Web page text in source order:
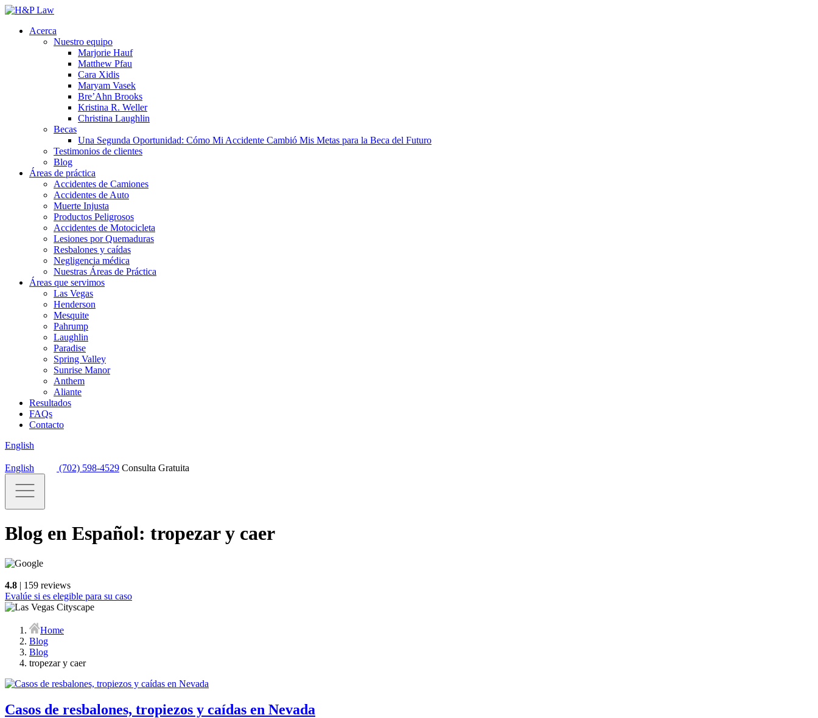
Acerca
Nuestro equipo
Marjorie Hauf
Matthew Pfau
Cara Xidis
Maryam Vasek
Bre’Ahn Brooks
Kristina R. Weller
Christina Laughlin
Becas
Una Segunda Oportunidad: Cómo Mi Accidente Cambió Mis Metas para la Beca del Futuro
Testimonios de clientes
Blog
Áreas de práctica
Accidentes de Camiones
Accidentes de Auto
Muerte Injusta
Productos Peligrosos
Accidentes de Motocicleta
Lesiones por Quemaduras
Resbalones y caídas
Negligencia médica
Nuestras Áreas de Práctica
Áreas que servimos
Las Vegas
Henderson
Mesquite
Pahrump
Laughlin
Paradise
Spring Valley
Sunrise Manor
Anthem
Aliante
Resultados
FAQs
Contacto
English
English (702) 598-4529 Consulta Gratuita
Blog en Español: tropezar y caer
4.8 | 159 reviews
Evalúe si es elegible para su caso
Home
Blog
Blog
tropezar y caer
Casos de resbalones, tropiezos y caídas en Nevada